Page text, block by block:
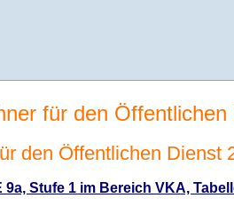
für den Öffentlichen
den Öffentlichen Dienst
Stufe 1 im Bereich VKA,